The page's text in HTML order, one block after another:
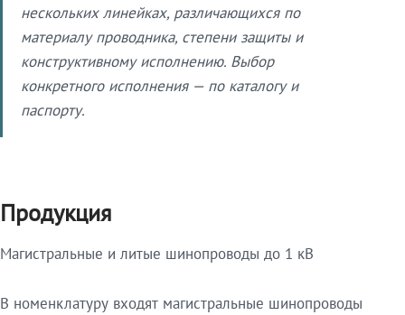
нескольких линейках, различающихся по
материалу проводника, степени защиты и
конструктивному исполнению. Выбор
конкретного исполнения — по каталогу и
паспорту.
Продукция
Магистральные и литые шинопроводы до 1 кВ
В номенклатуру входят магистральные шинопроводы